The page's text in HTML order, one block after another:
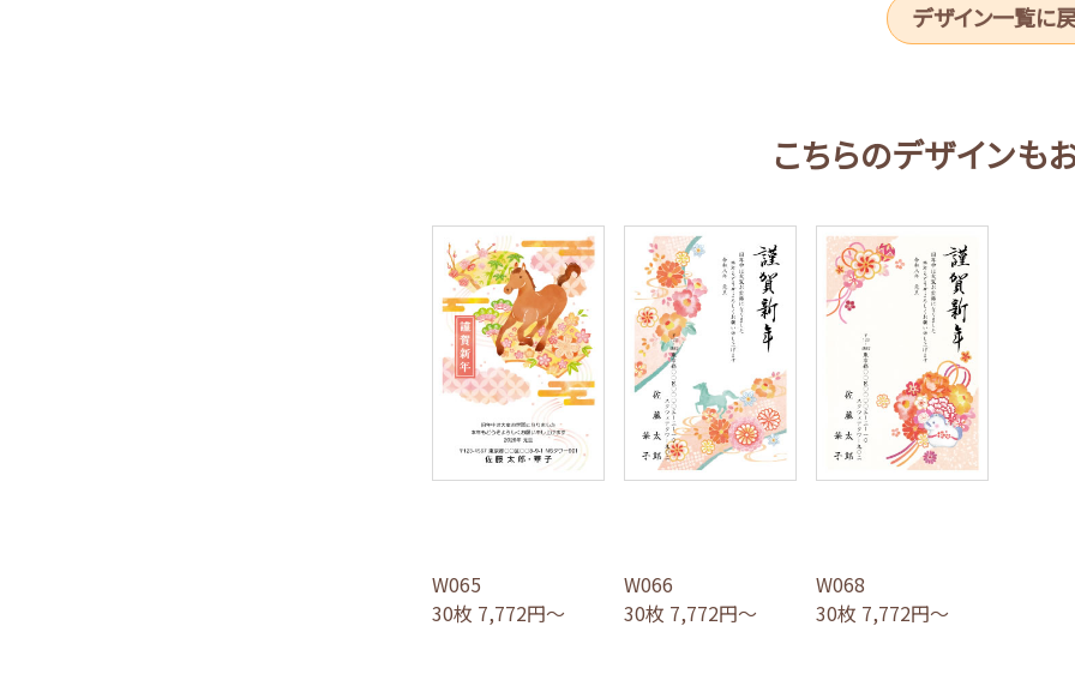
デザイン一覧に
こちらのデザインも
W065
30枚 7,772円～
W066
30枚 7,772円～
W068
30枚 7,772円～